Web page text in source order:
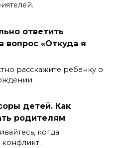
ответить
вопрос «Откуда я
расскажите ребенку о
детей. Как
родителям
когда